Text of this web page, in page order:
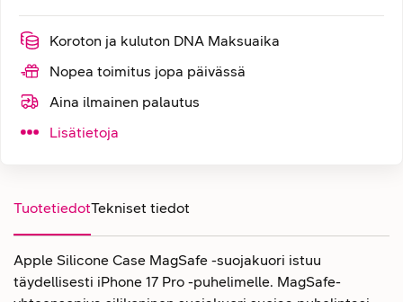
Koroton ja kuluton DNA Maksuaika
Nopea toimitus jopa päivässä
Aina ilmainen palautus
Lisätietoja
TuotetiedotTekniset tiedot
Apple Silicone Case MagSafe -suojakuori istuu
täydellisesti iPhone 17 Pro -puhelimelle. MagSafe-